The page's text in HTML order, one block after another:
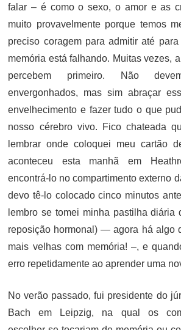
falar – é como o sexo, o amor e as
muito provavelmente porque temos
preciso coragem para admitir até
memória está falhando. Muitas vezes,
percebem primeiro. Não
envergonhados, mas sim abraçar
envelhecimento e fazer tudo o que
nosso cérebro vivo. Fico chateada
lembrar onde coloquei meu cartão
aconteceu esta manhã em
encontrá-lo no compartimento externo
devo tê-lo colocado cinco minutos
lembro se tomei minha pastilha diária
reposição hormonal) — agora há algo
mais velhas com memória! –, e
erro repetidamente ao aprender uma
No verão passado, fui presidente do
Bach em Leipzig, na qual os